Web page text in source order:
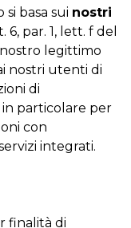
basa sui nostri
6, par. 1, lett. f del
nostro legittimo
nostri utenti di
di
particolare per
con
integrati.
finalità di